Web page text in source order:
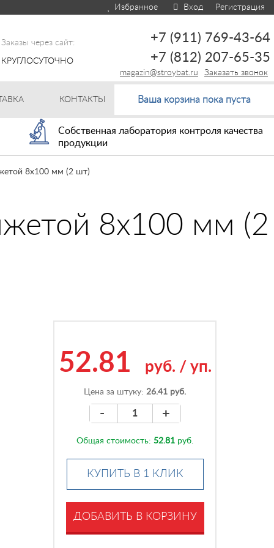
Избранное Вход Регистрация
Заказы через сайт:
КРУГЛОСУТОЧНО
+7 (911) 769-43-64
+7 (812) 207-65-35
Заказать звонок
magazin@stroybat.ru
КОНТАКТЫ Ваша корзина пока пуста
Собственная лаборатория контроля качества
продукции
8х100 мм (2 шт)
8х100 мм (2
52.81 руб. / уп.
Цена за штуку:26.41 руб.
- +
Общая стоимость:52.81 руб.
КУПИТЬ В 1 КЛИК
ДОБАВИТЬ В КОРЗИНУ